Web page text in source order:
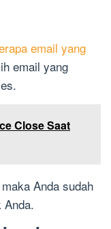
email yang
email yang
Close Saat
Anda sudah
Anda.